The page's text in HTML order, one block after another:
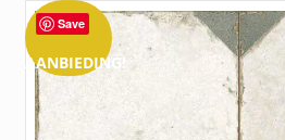
AANBIEDING!
Save